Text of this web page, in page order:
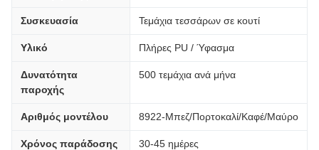
Συσκευασία Τεμάχια τεσσάρων σε κουτί
Υλικό Πλήρες PU / Ύφασμα
Δυνατότητα
παροχής
500 τεμάχια ανά μήνα
Αριθμός μοντέλου 8922-Μπεζ/Πορτοκαλί/Καφέ/Μαύρο
Χρόνος παράδοσης
30-45 ημέρες